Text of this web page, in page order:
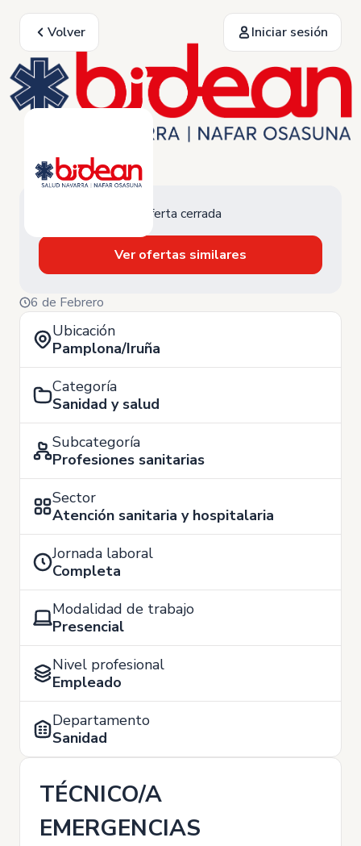
Volver Iniciar sesión
Oferta cerrada
Ver ofertas similares
6 de Febrero
Ubicación
Pamplona/Iruña
Categoría
Sanidad y salud
Subcategoría
Profesiones sanitarias
Sector
Atención sanitaria y hospitalaria
Jornada laboral
Completa
Modalidad de trabajo
Presencial
Nivel profesional
Empleado
Departamento
Sanidad
TÉCNICO/A
EMERGENCIAS